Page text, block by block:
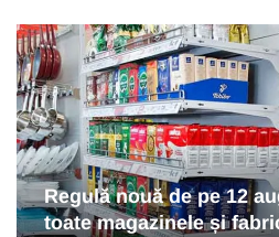
Regulă nouă de pe 12
toate magazinele și